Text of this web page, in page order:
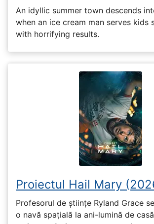
An idyllic summer town descends
when an ice cream man serves kids
with horrifying results.
Proiectul Hail Mary
Profesorul de științe Ryland Grace
o navă spațială la ani-lumină de